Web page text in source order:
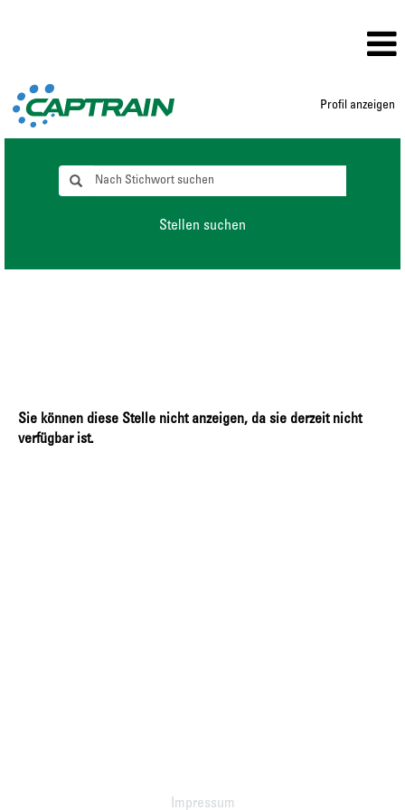
Profil anzeigen
Stellen suchen
Sie können diese Stelle nicht anzeigen, da sie derzeit nicht
verfügbar ist.
Impressum